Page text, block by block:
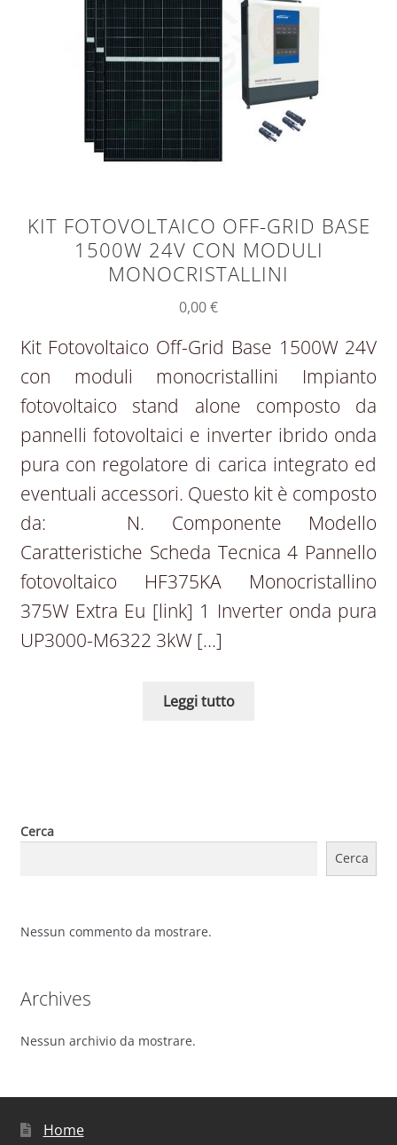
KIT FOTOVOLTAICO OFF-GRID BASE
1500W 24V CON MODULI
MONOCRISTALLINI
0,00€
Kit Fotovoltaico Off-Grid Base 1500W 24V
con moduli monocristallini Impianto
fotovoltaico stand alone composto da
pannelli fotovoltaici e inverter ibrido onda
pura con regolatore di carica integrato ed
eventuali accessori. Questo kit è composto
da: N. Componente Modello
Caratteristiche Scheda Tecnica 4 Pannello
fotovoltaico HF375KA Monocristallino
375W Extra Eu [link] 1 Inverter onda pura
UP3000-M6322 3kW […]
Leggi tutto
Cerca
Cerca
Nessun commento da mostrare.
Archives
Nessun archivio da mostrare.
Home